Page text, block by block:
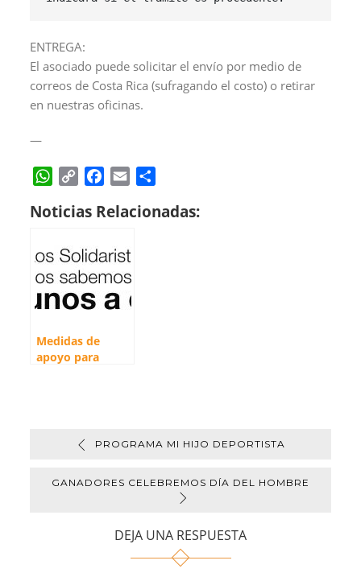
ENTREGA:
El asociado puede solicitar el envío por medio de
correos de Costa Rica (sufragando el costo) o retirar
en nuestras oficinas.
—
W
a
s
A
p
p
p
L
i
n
k
c
b
o
o
k
a
l
m
Noticias Relacionadas:
Medidas de
apoyo para
PROGRAMA MI HIJO DEPORTISTA
GANADORES CELEBREMOS DÍA DEL HOMBRE
DEJA UNA RESPUESTA